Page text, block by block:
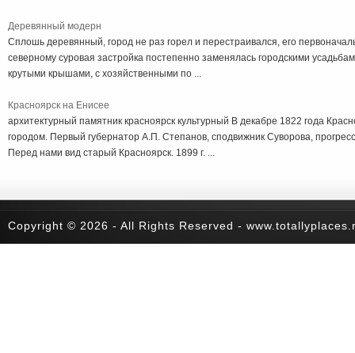
Деревянный модерн
Сплошь деревянный, город не раз горел и перестраивался, его
северному суровая застройка постепенно заменялась городскими
крутыми крышами, с хозяйственными по ...
Красноярск на Енисее
архитектурный памятник красноярск культурный В декабре 1822 года
городом. Первый губернатор А.П. Степанов, сподвижник Суворова,
Перед нами вид старый Красноярск. 1899 г. ...
Copyright © 2026 - All Rights Reserved -